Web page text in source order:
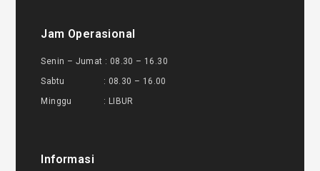
Jam Operasional
Senin – Jumat : 08.30 – 16.30
Sabtu : 08.30 – 16.00
Minggu : LIBUR
Informasi